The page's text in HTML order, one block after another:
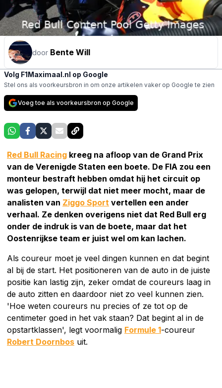
door Bente Will
Volg F1Maximaal.nl op Google
Stel ons als voorkeursbron in om onze artikelen vaker op Google te zien
Voeg toe als voorkeursbron op Google
Red Bull Racing kreeg na afloop van de Grand Prix
van de Verenigde Staten een boete. De FIA zou een
monteur bestraft hebben omdat hij het circuit op
was gelopen, terwijl dat niet meer mocht, maar de
analisten van Ziggo Sport vertellen een ander
verhaal. Ze denken overigens niet dat Red Bull erg
onder de indruk is van de boete, maar dat het
Oostenrijkse team er juist wel om kan lachen.
Als coureur moet je veel dingen kunnen en dat begint
al bij de start. Het positioneren van de auto in de juiste
positie kan lastig zijn, zeker omdat de coureurs laag in
de auto zitten en daardoor niet zo veel kunnen zien.
'Hoe weten coureurs nu precies of ze tot op de
centimeter goed in het vak staan? Dat begint al in de
opstartklassen', legt voormalig Formule 1-coureur
Robert Doornbos uit.